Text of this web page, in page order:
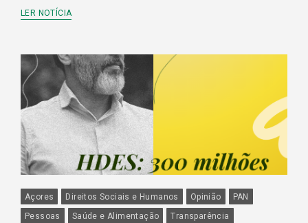
LER NOTÍCIA
Açores Direitos Sociais e Humanos Opinião
PAN
Pessoas
Saúde e Alimentação Transparência